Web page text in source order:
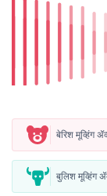
बेरिश मूव्हिंग
बुलिश मूव्हिंग